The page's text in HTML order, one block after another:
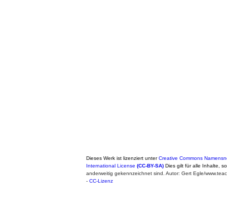
Dieses Werk ist lizenziert unterCreative Commons
International License (CC-BY-SA) Dies gilt für alle Inhalte,
anderweitig gekennzeichnet sind. Autor: Gert Egle/
- CC-Lizenz